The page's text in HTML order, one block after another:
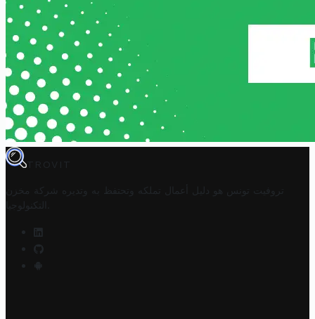
TROVIT
تروفيت تونس هو دليل أعمال تملكه وتحتفظ به وتديره
شركة مخزن
التكنولوجيا